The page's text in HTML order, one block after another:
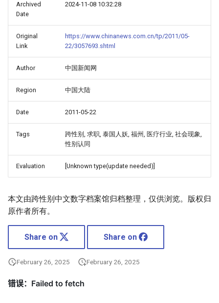
Archived
Date
2024-11-08 10:32:28
Original
Link
https://www.chinanews.com.cn/tp/2011/05-
22/3057693.shtml
Author 中国新闻网
Region 中国大陆
Date 2011-05-22
Tags
跨性别, 求职, 泰国人妖, 福州, 医疗行业, 社会现象,
性别认同
Evaluation [Unknown type(update needed)]
本文由跨性别中文数字档案馆归档整理，仅供浏览。版权归
原作者所有。
Share on Share on
February 26, 2025 February 26, 2025